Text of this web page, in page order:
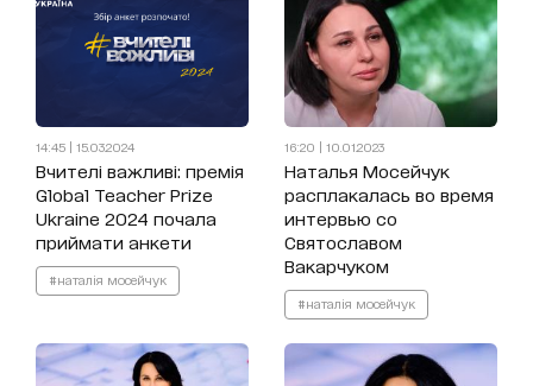
14:45 | 15.03.2024
Вчителі важливі: премія
Global Teacher Prize
Ukraine 2024 почала
приймати анкети
#наталія мосейчук
16:20 | 10.01.2023
Наталья Мосейчук
расплакалась во время
интервью со
Святославом
Вакарчуком
#наталія мосейчук